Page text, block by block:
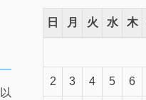
日 月 火 水 木
2 3 4 5 6